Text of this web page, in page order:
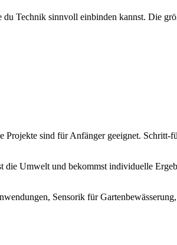
Technik sinnvoll einbinden kannst. Die
sind für Anfänger geeignet.
Umwelt und bekommst individuelle
Sensorik für